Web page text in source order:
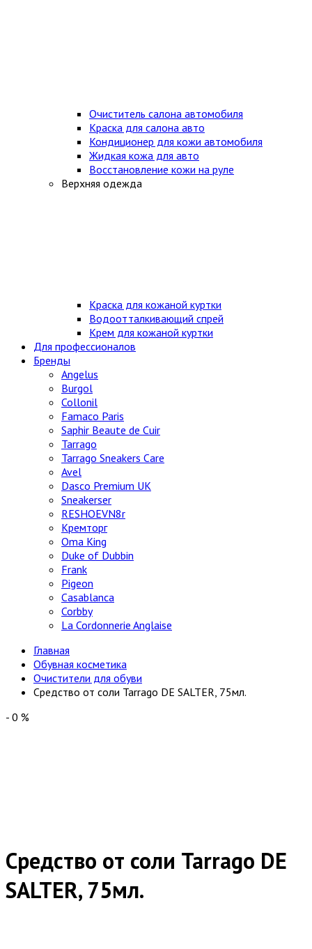
Очиститель салона автомобиля
Краска для салона авто
Кондиционер для кожи автомобиля
Жидкая кожа для авто
Восстановление кожи на руле
Верхняя одежда
Краска для кожаной куртки
Водоотталкивающий спрей
Крем для кожаной куртки
Для профессионалов
Бренды
Angelus
Burgol
Collonil
Famaco Paris
Saphir Beaute de Cuir
Tarrago
Tarrago Sneakers Care
Avel
Dasco Premium UK
Sneakerser
RESHOEVN8r
Кремторг
Oma King
Duke of Dubbin
Frank
Pigeon
Casablanca
Corbby
La Cordonnerie Anglaise
Главная
Обувная косметика
Очистители для обуви
Средство от соли Tarrago DE SALTER, 75мл.
- 0 %
Средство от соли Tarrago DE
SALTER, 75мл.